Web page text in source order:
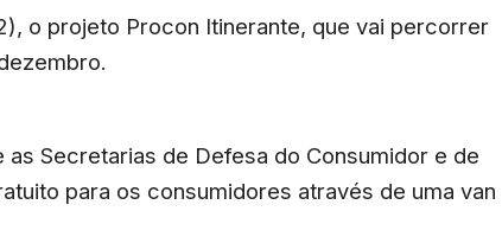
o projeto Procon Itinerante, que vai percorrer
Secretarias de Defesa do Consumidor e de
para os consumidores através de uma van